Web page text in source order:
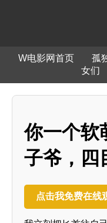
W电影网首页 孤
女们
你一个软
子爷，
点击我免费在线